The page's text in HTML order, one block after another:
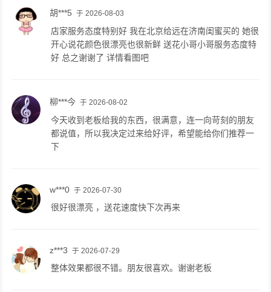
胡***5 于 2026-08-03
店家服务态度特别好 我在北京给远在济南闺蜜买的 她很
开心说花颜色很漂亮也很新鲜 送花小哥小哥服务态度特
好 总之谢谢了 详情看图吧
柳***今 于 2026-08-02
今天收到老板给我的东西，很满意，连一向苛刻的朋友
都说值，所以我决定过来给好评，希望能给你们推荐一
下
w***0 于 2026-07-30
很好很漂亮 ，送花速度快下次再来
z***3 于 2026-07-29
整体效果都很不错。朋友很喜欢。谢谢老板